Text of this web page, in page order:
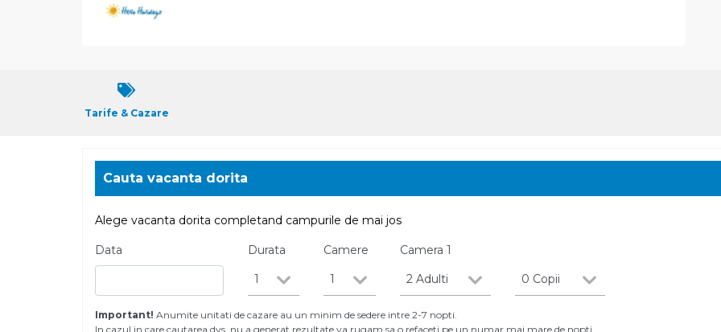
Tarife & Cazare
Cauta vacanta dorita
Alege vacanta dorita completand campurile de mai jos
Data
Durata
1
Camere
1
Camera1
2 Adulti
0 Copii
Important! Anumite unitati de cazare au un minim de sedere intre 2-7 nopti.
In cazul in care cautarea dvs. nu a generat rezultate va rugam sa o refaceti pe un numar mai mare de nopti.